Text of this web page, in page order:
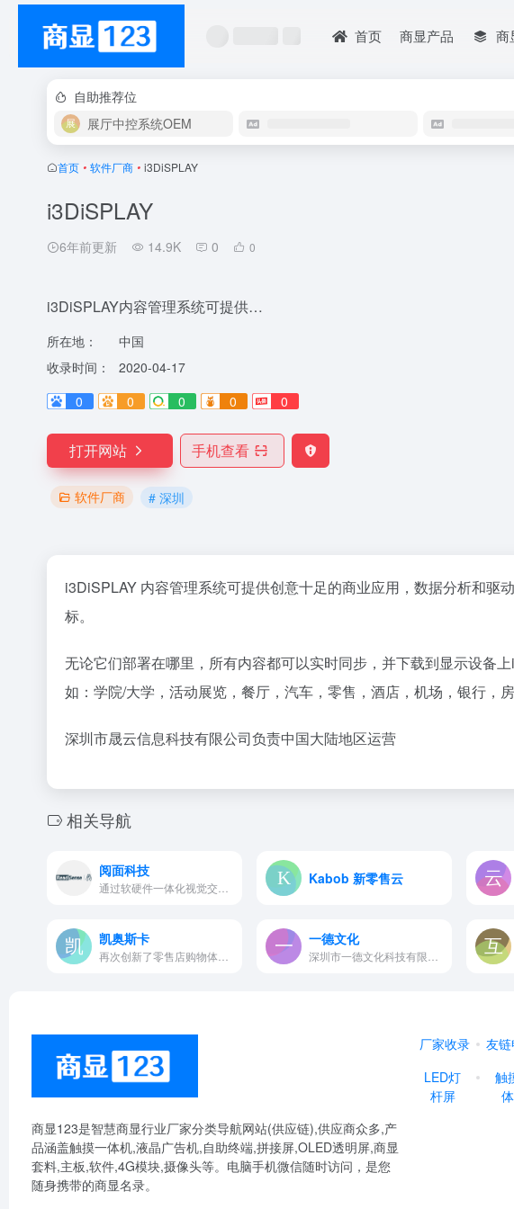
首页 商显产品 商
自助推荐位
展厅中控系统OEM
首页 • 软件厂商 • i3DiSPLAY
i3DiSPLAY
6年前更新 14.9K 0 0
i3DiSPLAY内容管理系统可提供…
所在地：
中国
收录时间：
2020-04-17
0
0 0 0 0
打开网站 手机查看
软件厂商 # 深圳
i3DiSPLAY 内容管理系统可提供创意十足的商业应用，数据分析和驱
标。
无论它们部署在哪里，所有内容都可以实时同步，并下载到显示设备
如：学院/大学，活动展览，餐厅，汽车，零售，酒店，机场，银行，房
深圳市晟云信息科技有限公司负责中国大陆地区运营
相关导航
阅面科技 Kabob 新零售云
凯奥斯卡 一德文化
商显123是智慧商显行业厂家分类导航网站(供应链),供应商众多,产
品涵盖触摸一体机,液晶广告机,自助终端,拼接屏,OLED透明屏,商显
套料,主板,软件,4G模块,摄像头等。电脑手机微信随时访问，是您
随身携带的商显名录。
厂家收录 友
LED灯
杆屏
触